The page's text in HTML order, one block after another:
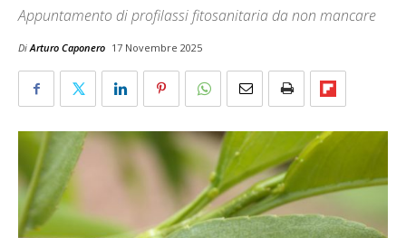
Appuntamento di profilassi fitosanitaria da non mancare
DiArturo Caponero 17 Novembre 2025